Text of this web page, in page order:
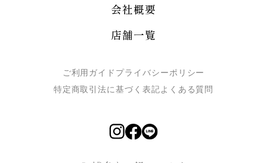
会社概要
店舗一覧
ご利用ガイド プライバシーポリシー
特定商取引法に基づく表記よくある質問